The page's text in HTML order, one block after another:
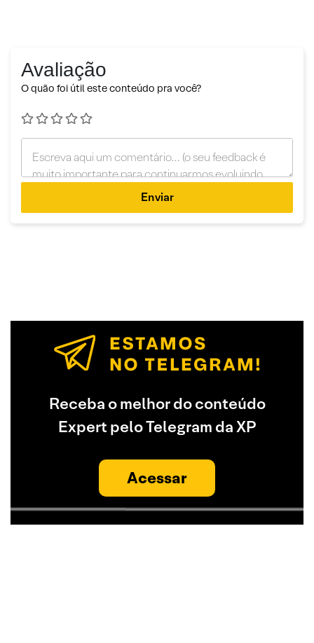
Avaliação
O quão foi útil este conteúdo pra você?
Enviar
Receba o melhor do conteúdo
Expert pelo Telegram da XP
Acessar